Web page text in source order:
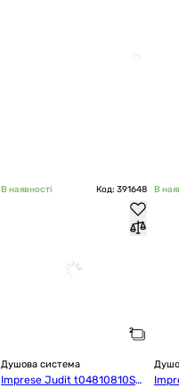
В наявності Код: 391648
Душова система
Imprese Judit t04810810SA
В